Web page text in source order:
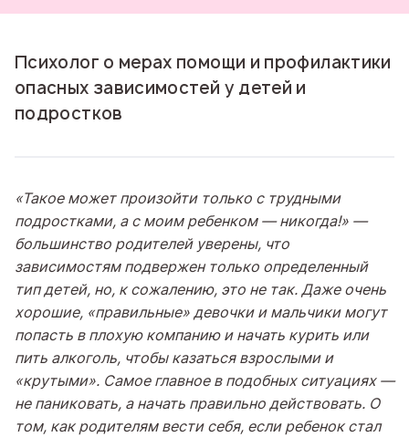
Психолог о мерах помощи и профилактики
опасных зависимостей у детей и
подростков
«Такое может произойти только с трудными
подростками, а с моим ребенком — никогда!» —
большинство родителей уверены, что
зависимостям подвержен только определенный
тип детей, но, к сожалению, это не так. Даже очень
хорошие, «правильные» девочки и мальчики могут
попасть в плохую компанию и начать курить или
пить алкоголь, чтобы казаться взрослыми и
«крутыми». Самое главное в подобных ситуациях —
не паниковать, а начать правильно действовать. О
том, как родителям вести себя, если ребенок стал